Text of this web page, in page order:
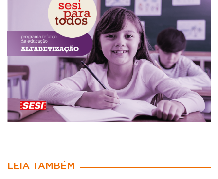
LEIA TAMBÉM